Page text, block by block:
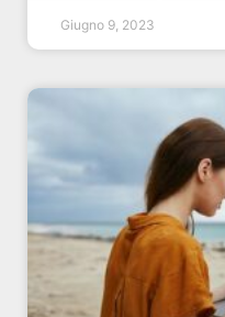
Giugno 9, 2023